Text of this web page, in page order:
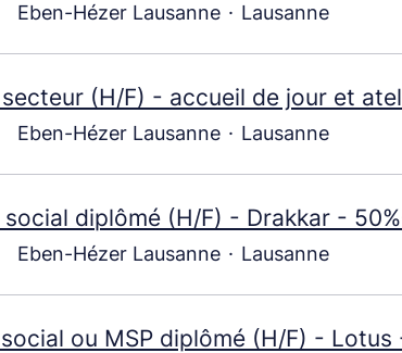
Eben-Hézer Lausanne · Lausanne
(H/F) - accueil de jour et
Eben-Hézer Lausanne · Lausanne
diplômé (H/F) - Drakkar -
Eben-Hézer Lausanne · Lausanne
ou MSP diplômé (H/F) - Lotus